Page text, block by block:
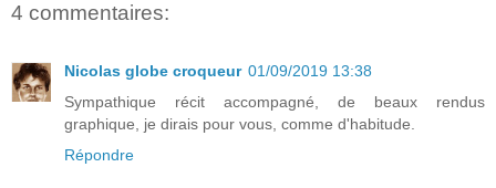
4 commentaires:
Nicolas globe croqueur 01/09/2019 13:38
Sympathique récit accompagné, de beaux rendus
graphique, je dirais pour vous, comme d'habitude.
Répondre